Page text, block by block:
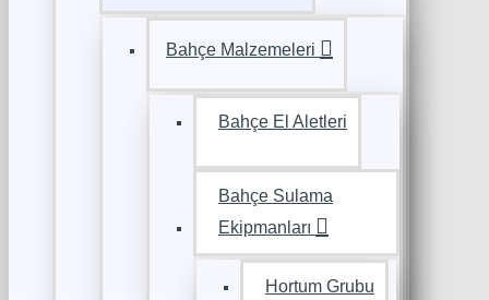
Bahçe Malzemeleri
Bahçe El Aletleri
Bahçe Sulama
Ekipmanları
Hortum Grubu